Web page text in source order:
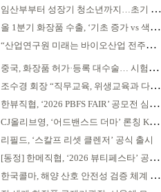
임산부부터 성장기 청소년까지…초기 튼살 케어
올 1분기 화장품 수출, ‘기초 증가 vs 색조 감소’
“산업연구원 미래는 바이오산업 전주기 아우르는 것”
중국, 화장품 허가·등록 대수술… 시험자료 공용 허용
조수경 회장 “직무교육, 위생교육과 다르다”
한뷰직협, ‘2026 PBFS FAIR’ 공모전 심사 성료
CJ올리브영, ‘어드밴스드 더마’ 론칭 K더마 육성 박차
리필드, ‘스칼프 리셋 클렌저’ 공식 출시
[동정] 한메직협, ‘2026 뷰티페스타’ 공동 주최
한국콜마, 해양 산호 안전성 검증 체계 구축